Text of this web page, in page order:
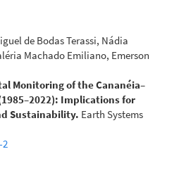
de Bodas Terassi, Nádia
Machado Emiliano, Emerson
Monitoring of the Cananéia–
Implications for
Sustainability. Earth Systems
2